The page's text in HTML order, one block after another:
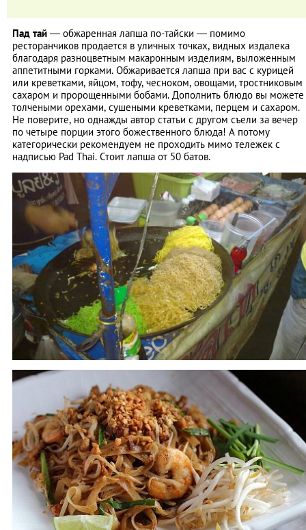
Пад тай ― обжаренная лапша по-тайски ― помимо
ресторанчиков продается в уличных точках, видных издалека
благодаря разноцветным макаронным изделиям, выложенным
аппетитными горками. Обжаривается лапша при вас с курицей
или креветками, яйцом, тофу, чесноком, овощами, тростниковым
сахаром и пророщенными бобами. Дополнить блюдо вы можете
толчеными орехами, сушеными креветками, перцем и сахаром.
Не поверите, но однажды автор статьи с другом съели за вечер
по четыре порции этого божественного блюда! А потому
категорически рекомендуем не проходить мимо тележек с
надписью Pad Thai. Стоит лапша от 50 батов.